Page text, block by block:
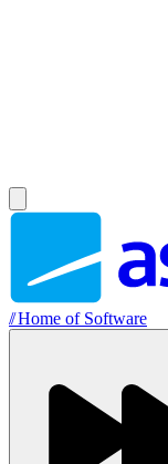
//Home of Software